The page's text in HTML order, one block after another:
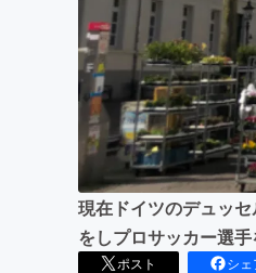
現在ドイツのデュッ
をしプロサッカー選手
ポスト シェ